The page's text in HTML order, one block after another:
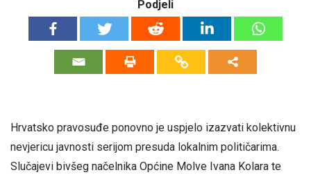
Podjeli
Hrvatsko pravosuđe ponovno je uspjelo izazvati kolektivnu
nevjericu javnosti serijom presuda lokalnim političarima.
Slučajevi bivšeg načelnika Općine Molve Ivana Kolara te